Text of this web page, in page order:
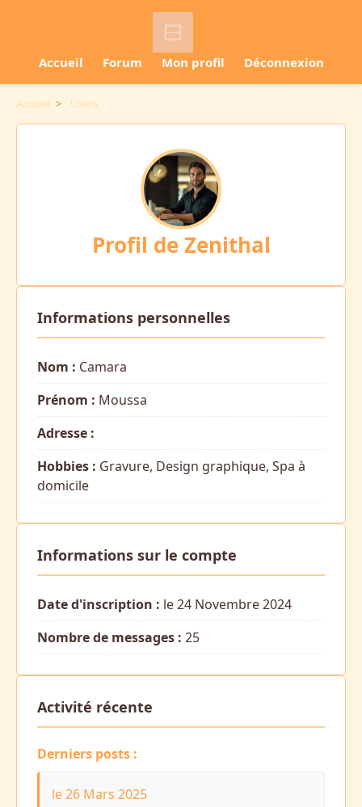
Accueil Forum Mon profil Déconnexion
Accueil > Users
Profil de Zenithal
Informations personnelles
Nom : Camara
Prénom : Moussa
Adresse :
Hobbies : Gravure, Design graphique, Spa à
domicile
Informations sur le compte
Date d'inscription : le 24 Novembre 2024
Nombre de messages : 25
Activité récente
Derniers posts :
le 26 Mars 2025